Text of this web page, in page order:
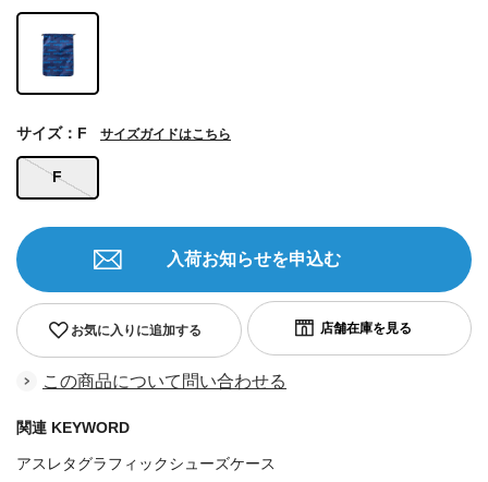
F
サイズ：F サイズガイドはこちら
お気に入りに追加する
入荷お知らせを申込む
この商品について問い合わせる
関連 KEYWORD
アスレタグラフィックシューズケース